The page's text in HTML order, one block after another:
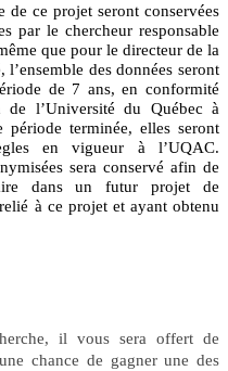
de ce projet seront conservées
par le chercheur responsable
que pour le directeur de la
des données seront
de 7 ans, en conformité
de l’Université du Québec à
terminée, elles seront
en vigueur à l’UQAC.
sera conservé afin de
dans un futur projet de
à ce projet et ayant obtenu
il vous sera offert de
chance de gagner une des